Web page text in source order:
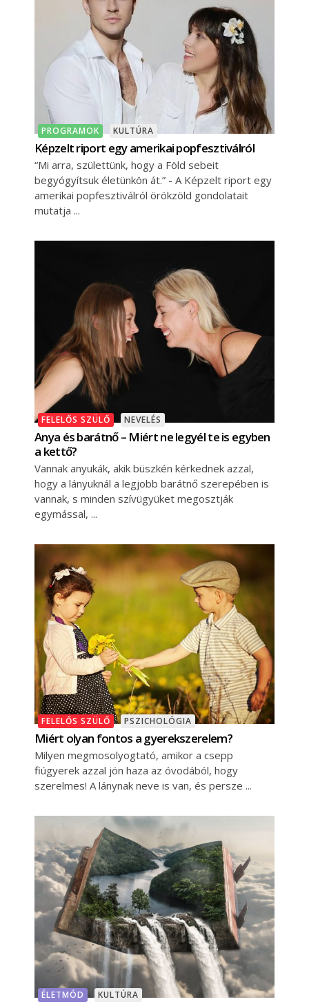
PROGRAMOK KULTÚRA
Képzelt riport egy amerikai popfesztiválról
“Mi arra, születtünk, hogy a Föld sebeit
begyógyítsuk életünkön át.” - A Képzelt riport egy
amerikai popfesztiválról örökzöld gondolatait
mutatja
FELELŐS SZÜLŐ NEVELÉS
Anya és barátnő – Miért ne legyél te is egyben
a kettő?
Vannak anyukák, akik büszkén kérkednek azzal,
hogy a lányuknál a legjobb barátnő szerepében is
vannak, s minden szívügyüket megosztják
egymással,
FELELŐS SZÜLŐ PSZICHOLÓGIA
Miért olyan fontos a gyerekszerelem?
Milyen megmosolyogtató, amikor a csepp
fiúgyerek azzal jön haza az óvodából, hogy
szerelmes! A lánynak neve is van, és persze
ÉLETMÓD KULTÚRA